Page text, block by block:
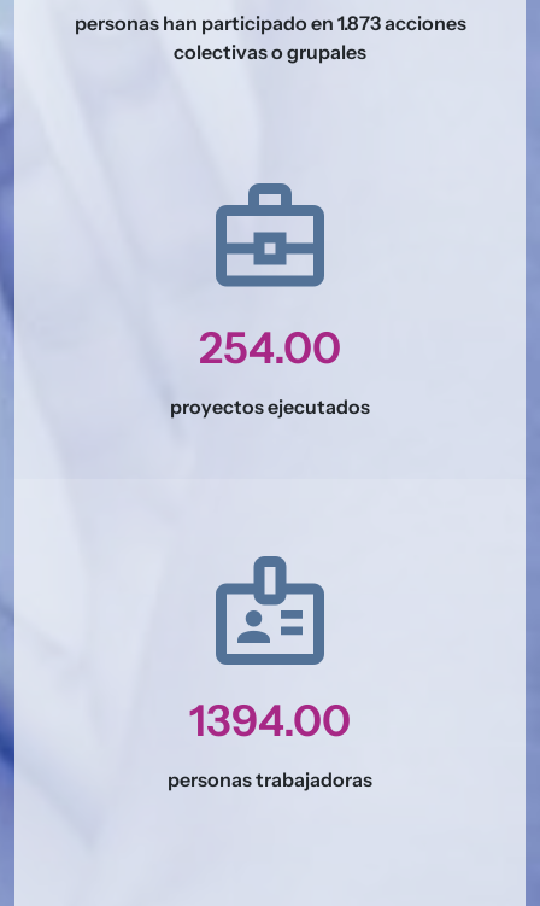
personas han participado en 1.873 acciones
colectivas o grupales
business_center
254.00
proyectos ejecutados
badge
1394.00
personas trabajadoras